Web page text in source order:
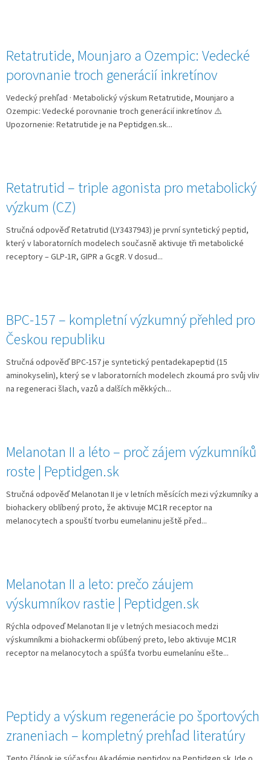
Retatrutide, Mounjaro a Ozempic: Vedecké
porovnanie troch generácií inkretínov
Vedecký prehľad · Metabolický výskum Retatrutide, Mounjaro a
Ozempic: Vedecké porovnanie troch generácií inkretínov ⚠️
Upozornenie: Retatrutide je na Peptidgen.sk...
Retatrutid – triple agonista pro metabolický
výzkum (CZ)
Stručná odpověď Retatrutid (LY3437943) je první syntetický peptid,
který v laboratorních modelech současně aktivuje tři metabolické
receptory – GLP-1R, GIPR a GcgR. V dosud...
BPC-157 – kompletní výzkumný přehled pro
Českou republiku
Stručná odpověď BPC-157 je syntetický pentadekapeptid (15
aminokyselin), který se v laboratorních modelech zkoumá pro svůj vliv
na regeneraci šlach, vazů a dalších měkkých...
Melanotan II a léto – proč zájem výzkumníků
roste | Peptidgen.sk
Stručná odpověď Melanotan II je v letních měsících mezi výzkumníky a
biohackery oblíbený proto, že aktivuje MC1R receptor na
melanocytech a spouští tvorbu eumelaninu ještě před...
Melanotan II a leto: prečo záujem
výskumníkov rastie | Peptidgen.sk
Rýchla odpoveď Melanotan II je v letných mesiacoch medzi
výskumníkmi a biohackermi obľúbený preto, lebo aktivuje MC1R
receptor na melanocytoch a spúšťa tvorbu eumelanínu ešte...
Peptidy a výskum regenerácie po športových
zraneniach – kompletný prehľad literatúry